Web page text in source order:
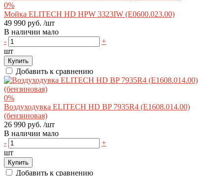
0%
Мойка ELITECH HD HPW 3323IW (E0600.023.00)
49 990 руб. /шт
В наличии мало
-
+
шт
Купить
Добавить к сравнению
0%
Воздуходувка ELITECH HD BP 7935R4 (E1608.014.00)
(бензиновая)
26 990 руб. /шт
В наличии мало
-
+
шт
Купить
Добавить к сравнению